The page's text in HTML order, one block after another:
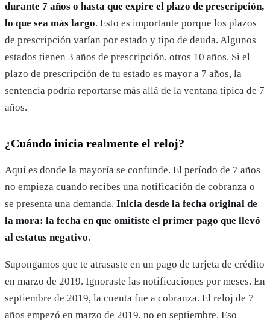
durante 7 años o hasta que expire el plazo de prescripción,
lo que sea más largo. Esto es importante porque los plazos
de prescripción varían por estado y tipo de deuda. Algunos
estados tienen 3 años de prescripción, otros 10 años. Si el
plazo de prescripción de tu estado es mayor a 7 años, la
sentencia podría reportarse más allá de la ventana típica de 7
años.
¿Cuándo inicia realmente el reloj?
Aquí es donde la mayoría se confunde. El período de 7 años
no empieza cuando recibes una notificación de cobranza o
se presenta una demanda. Inicia desde la fecha original de
la mora: la fecha en que omitiste el primer pago que llevó
al estatus negativo.
Supongamos que te atrasaste en un pago de tarjeta de crédito
en marzo de 2019. Ignoraste las notificaciones por meses. En
septiembre de 2019, la cuenta fue a cobranza. El reloj de 7
años empezó en marzo de 2019, no en septiembre. Eso